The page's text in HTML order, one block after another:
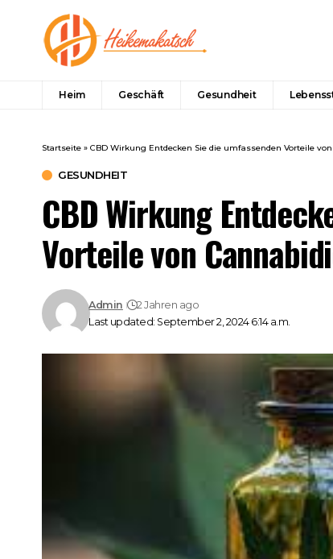
Heim Geschäft Gesundheit
Startseite » CBD Wirkung Entdecken Sie die umfassenden Vorteile
GESUNDHEIT
CBD Wirkung
Vorteile von
Last updated: September 2, 2024 6:14 a.m.
Admin 2 Jahren ago